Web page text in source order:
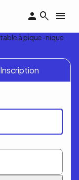
Inscription